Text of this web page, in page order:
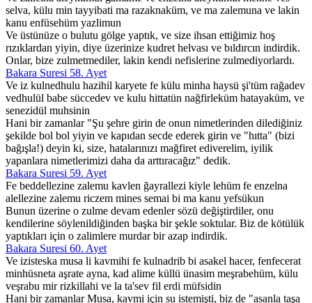
selva, külu min tayyibati ma razaknaküm, ve ma zalemuna ve lakin
kanu enfüsehüm yazlimun
Ve üstünüze o bulutu gölge yaptık, ve size ihsan ettiğimiz hoş
rızıklardan yiyin, diye üzerinize kudret helvası ve bıldırcın indirdik.
Onlar, bize zulmetmediler, lakin kendi nefislerine zulmediyorlardı.
Bakara Suresi 58. Ayet
Ve iz kulnedhulu hazihil karyete fe külu minha haysü şi'tüm rağadev
vedhulül babe süccedev ve kulu hittatün nağfirleküm hatayaküm, ve
senezidül muhsinin
Hani bir zamanlar "Şu şehre girin de onun nimetlerinden dilediğiniz
şekilde bol bol yiyin ve kapıdan secde ederek girin ve "hıtta" (bizi
bağışla!) deyin ki, size, hatalarınızı mağfiret ediverelim, iyilik
yapanlara nimetlerimizi daha da arttıracağız" dedik.
Bakara Suresi 59. Ayet
Fe beddellezine zalemu kavlen ğayrallezi kiyle lehüm fe enzelna
alellezine zalemu riczem mines semai bi ma kanu yefsükun
Bunun üzerine o zulme devam edenler sözü değiştirdiler, onu
kendilerine söylenildiğinden başka bir şekle soktular. Biz de kötülük
yaptıkları için o zalimlere murdar bir azap indirdik.
Bakara Suresi 60. Ayet
Ve izisteska musa li kavmihi fe kulnadrib bi asakel hacer, fenfecerat
minhüsneta aşrate ayna, kad alime küllü ünasim meşrabehüm, külu
veşrabu mir rizkillahi ve la ta'sev fil erdi müfsidin
Hani bir zamanlar Musa, kavmi için su istemişti, biz de "asanla taşa